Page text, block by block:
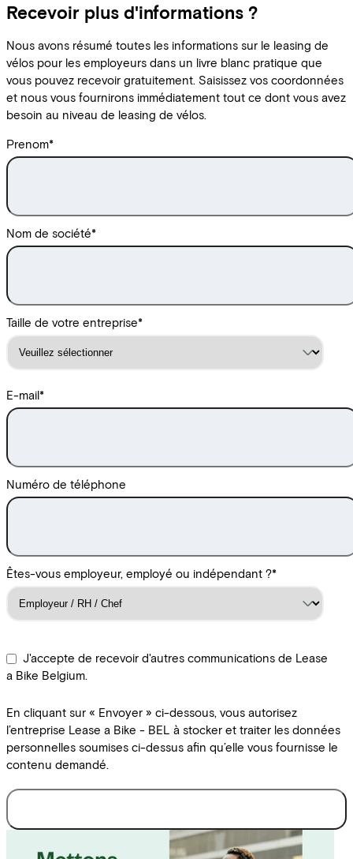
Recevoir plus d'informations ?
Nous avons résumé toutes les informations sur le leasing de
vélos pour les employeurs dans un livre blanc pratique que
vous pouvez recevoir gratuitement. Saisissez vos coordonnées
et nous vous fournirons immédiatement tout ce dont vous avez
besoin au niveau de leasing de vélos.
Prenom*
Nom de société*
Taille de votre entreprise*
E-mail*
Numéro de téléphone
Êtes-vous employeur, employé ou indépendant ?*
J'accepte de recevoir d'autres communications de Lease
a Bike Belgium.
En cliquant sur « Envoyer » ci-dessous, vous autorisez
l’entreprise Lease a Bike - BEL à stocker et traiter les données
personnelles soumises ci-dessus afin qu’elle vous fournisse le
contenu demandé.